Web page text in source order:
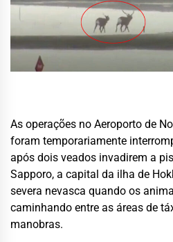
As operações no Aeroporto de
foram temporariamente
após dois veados invadirem a
Sapporo, a capital da ilha de
severa nevasca quando os
caminhando entre as áreas de
manobras.